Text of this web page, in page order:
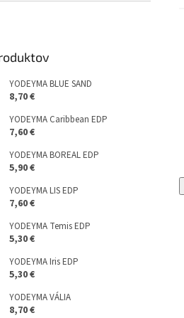
YODEYMA BLUE SAND
8,70 €
YODEYMA Caribbean EDP
7,60 €
YODEYMA BOREAL EDP
5,90 €
YODEYMA LIS EDP
7,60 €
YODEYMA Temis EDP
5,30 €
YODEYMA Iris EDP
5,30 €
YODEYMA VÁLIA
8,70 €